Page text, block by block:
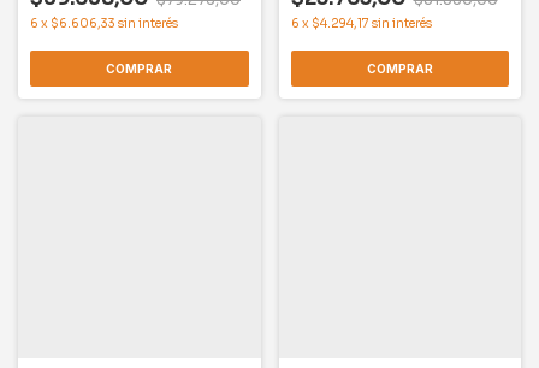
6 x $6.606,33 sin interés
COMPRAR
6 x $4.294,17 sin interés
COMPRAR